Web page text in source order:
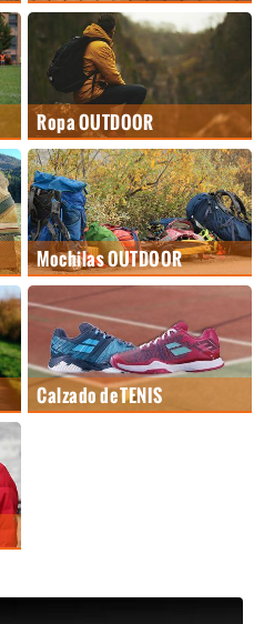
Ropa OUTDOOR
Mochilas OUTDOOR
Calzado de TENIS